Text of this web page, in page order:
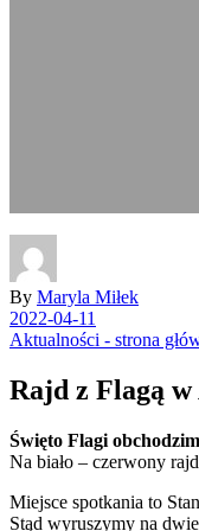
By Maryla Miłek
2022-04-11
Aktualności - strona
Rajd z Flagą
Święto Flagi
Na biało – czerwony
Miejsce spotkania to
Stąd wyruszymy na